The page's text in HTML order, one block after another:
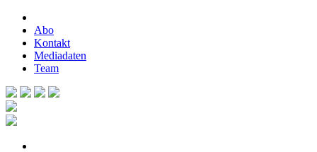
Abo
Kontakt
Mediadaten
Team